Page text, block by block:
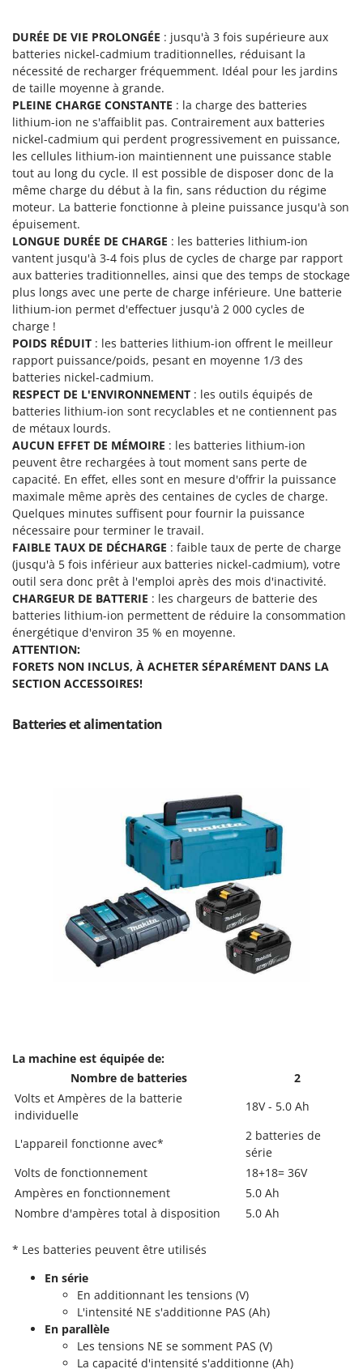
Semoirs et Épandeurs d'engrais
Socs pour tracteur
Souffleurs aspirateurs pour Feuilles
Soufreuses - Poudreuses à dos
Soufreuses - Poudreuses pour tracteur
T
Taille-haies
Taille-haies à bras pour tracteur
Tarières
Tondeuses à Gazon
Tondeuses autoportées
Tondeuses débroussailleuses thermiques
Trancheuses
Trancheuses de sol
Transpalettes
Treuils de débardage
Tronçonneuses
V
Vêtements de Sécurité
Vibroculteurs à tracteur
K
KAAZ
Karcher
Kasco
Kemper
Keter
KitchenAid
Komo
L
Laica
Lampacrescia - MGM
Landxcape
LAR Casalinghi
Lavor
Linea VZ
Lisam
Lotusgrill
M
M.A.I.BO.
Macom
Macte Ovens
Makita
MAMMAMIA
Marcato
Marina Systems
Master
Mastercook
McCulloch
More than chef
MOVA
Mowox
Ninja
Novital
NuAir
O
Officine Savioli
Olix
OMA
Omas
Ompagrill
Ooni
DURÉE DE VIE PROLONGÉE : jusqu'à 3 fois supérieure aux
batteries nickel-cadmium traditionnelles, réduisant la
nécessité de recharger fréquemment. Idéal pour les jardins
de taille moyenne à grande.
PLEINE CHARGE CONSTANTE : la charge des batteries
lithium-ion ne s'affaiblit pas. Contrairement aux batteries
nickel-cadmium qui perdent progressivement en puissance,
les cellules lithium-ion maintiennent une puissance stable
tout au long du cycle. Il est possible de disposer donc de la
même charge du début à la fin, sans réduction du régime
moteur. La batterie fonctionne à pleine puissance jusqu'à son
épuisement.
LONGUE DURÉE DE CHARGE : les batteries lithium-ion
vantent jusqu'à 3-4 fois plus de cycles de charge par rapport
aux batteries traditionnelles, ainsi que des temps de stockage
plus longs avec une perte de charge inférieure. Une batterie
lithium-ion permet d'effectuer jusqu'à 2 000 cycles de
charge !
POIDS RÉDUIT : les batteries lithium-ion offrent le meilleur
rapport puissance/poids, pesant en moyenne 1/3 des
batteries nickel-cadmium.
RESPECT DE L'ENVIRONNEMENT : les outils équipés de
batteries lithium-ion sont recyclables et ne contiennent pas
de métaux lourds.
AUCUN EFFET DE MÉMOIRE : les batteries lithium-ion
peuvent être rechargées à tout moment sans perte de
capacité. En effet, elles sont en mesure d'offrir la puissance
maximale même après des centaines de cycles de charge.
Quelques minutes suffisent pour fournir la puissance
nécessaire pour terminer le travail.
FAIBLE TAUX DE DÉCHARGE : faible taux de perte de charge
(jusqu'à 5 fois inférieur aux batteries nickel-cadmium), votre
outil sera donc prêt à l'emploi après des mois d'inactivité.
CHARGEUR DE BATTERIE : les chargeurs de batterie des
batteries lithium-ion permettent de réduire la consommation
énergétique d'environ 35 % en moyenne.
ATTENTION:
FORETS NON INCLUS, À ACHETER SÉPARÉMENT DANS LA
SECTION ACCESSOIRES!
Batteries et alimentation
La machine est équipée de:
Nombre de batteries
2
Volts et Ampères de la batterie
individuelle
18V - 5.0 Ah
L'appareil fonctionne avec*
2 batteries de
série
Volts de fonctionnement
18+18= 36V
Ampères en fonctionnement
5.0 Ah
Nombre d'ampères total à disposition
5.0 Ah
* Les batteries peuvent être utilisés
En série
En additionnant les tensions (V)
L'intensité NE s'additionne PAS (Ah)
En parallèle
Les tensions NE se somment PAS (V)
La capacité d'intensité s'additionne (Ah)